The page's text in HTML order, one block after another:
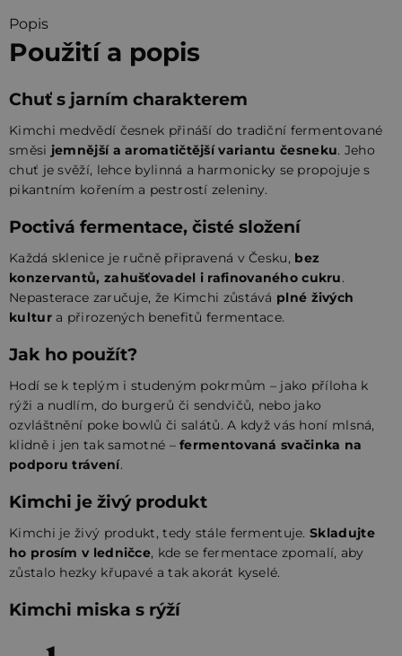
Popis
Použití a popis
Chuť s jarním charakterem
Kimchi medvědí česnek přináší do tradiční fermentované
směsi jemnější a aromatičtější variantu česneku. Jeho
chuť je svěží, lehce bylinná a harmonicky se propojuje s
pikantním kořením a pestrostí zeleniny.
Poctivá fermentace, čisté složení
Každá sklenice je ručně připravená v Česku, bez
konzervantů, zahušťovadel i rafinovaného cukru.
Nepasterace zaručuje, že Kimchi zůstává plné živých
kultura přirozených benefitů fermentace.
Jak ho použít?
Hodí se k teplým i studeným pokrmům – jako příloha k
rýži a nudlím, do burgerů či sendvičů, nebo jako
ozvláštnění poke bowlů či salátů. A když vás honí mlsná,
klidně i jen tak samotné –fermentovaná svačinka na
podporu trávení.
Kimchi je živý produkt
Kimchi je živý produkt, tedy stále fermentuje.Skladujte
ho prosím v ledničce, kde se fermentace zpomalí, aby
zůstalo hezky křupavé a tak akorát kyselé.
Kimchi miska s rýží